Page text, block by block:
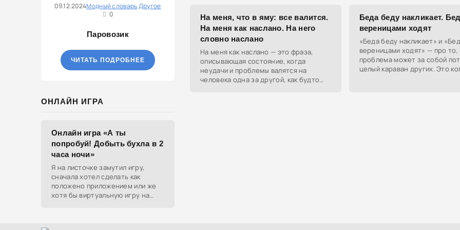
09.12.2024Модный словарьДругое
0
Паровозик
ЧИТАТЬ ПОДРОБНЕЕ
ОНЛАЙН ИГРА
Онлайн игра «А ты
попробуй! Добыть бухла в 2
часа ночи»
Я на листочке замутил игру,
сначала хотел сделать как
положено приложением или же
хотя бы виртуальную игру на
На меня, что в яму: все валится.
На меня как наслано. На него
словно наслано
На меня как наслано — это фраза,
описывающая состояние, когда
неудачи и проблемы валятся на
человека одна за другой, как будто
Беда беду накликает.
вереницами ходят
«Беда беду накликает» и
вереницами ходят» — про то,
проблема может за собой
целый караван других. Это